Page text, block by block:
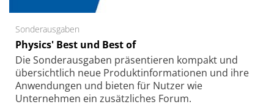
Sonderausgaben
Physics' Best und Best of
Die Sonder­ausgaben präsentieren kompakt und
übersichtlich neue Produkt­informationen und ihre
Anwendungen und bieten für Nutzer wie
Unternehmen ein zusätzliches Forum.